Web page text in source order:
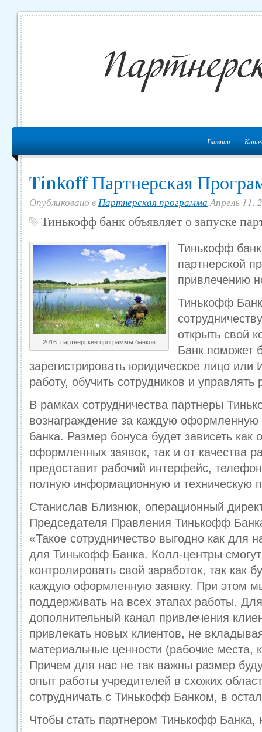
Главная
Tinkoff Партнерская
Опубликовано вПартнерская программаАпрель 11,
Тинькофф банк объявляет о запуске
2016: партнерские программы банков
Тинькофф
партнерской
привлечению
Тинькофф
открыть свой
Банк поможет
зарегистрировать юридическое лицо или
работу, обучить сотрудников и управлять
В рамках сотрудничества партнеры
вознаграждение за каждую оформленную
банка. Размер бонуса будет зависеть как
оформленных заявок, так и от качества
предоставит рабочий интерфейс,
полную информационную и техническую
Станислав Близнюк, операционный
Председателя Правления Тинькофф
«Такое сотрудничество выгодно как для
для Тинькофф Банка. Колл-центры
контролировать свой заработок, так как
каждую оформленную заявку. При этом
поддерживать на всех этапах работы.
дополнительный канал привлечения
привлекать новых клиентов, не
материальные ценности (рабочие места,
Причем для нас не так важны размер
опыт работы учредителей в схожих
сотрудничать с Тинькофф Банком, в
Чтобы стать партнером Тинькофф Банка,